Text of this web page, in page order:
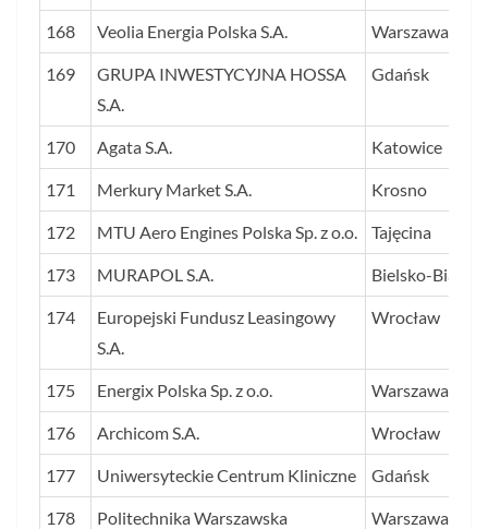
168 Veolia Energia Polska S.A. Warszawa
169
GRUPA INWESTYCYJNA HOSSA
S.A.
Gdańsk
170 Agata S.A. Katowice
171 Merkury Market S.A. Krosno
172 MTU Aero Engines Polska Sp. z o.o. Tajęcina
173 MURAPOL S.A. Bielsko-Biała
174
Europejski Fundusz Leasingowy
S.A.
Wrocław
175 Energix Polska Sp. z o.o. Warszawa
176 Archicom S.A. Wrocław
177 Uniwersyteckie Centrum Kliniczne Gdańsk
178 Politechnika Warszawska Warszawa